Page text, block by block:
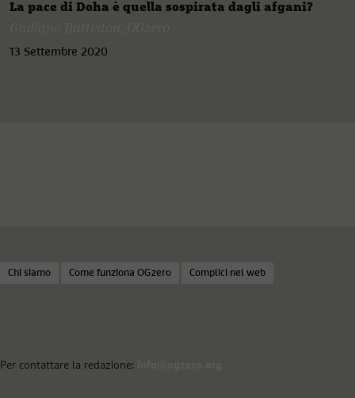
La pace di Doha è quella sospirata dagli afgani?
13 Settembre 2020
Chi siamo Come funziona OGzero Complici nel web
Per contattare la redazione: